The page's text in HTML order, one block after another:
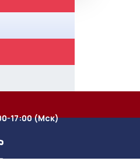
17:00 (Мск)